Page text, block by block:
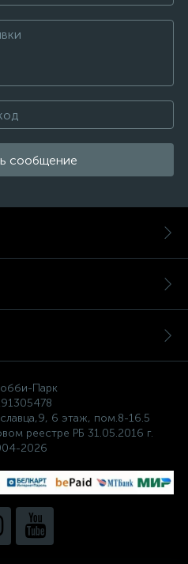
сообщение
Парк
6 этаж, пом.8-16.5
реестре РБ 31.05.2016 г.
2026